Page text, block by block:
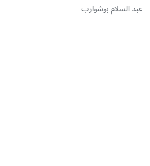
عبد السلام بوشوارب